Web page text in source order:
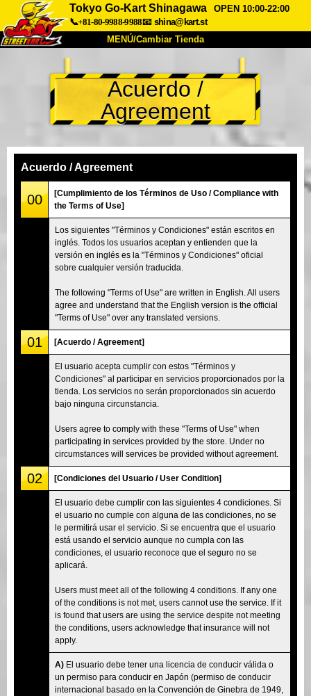
Tokyo Go-Kart Shinagawa
OPEN 10:00-22:00
📞+81-80-9988-9988📧 shina@kart.st
MENÚ/Cambiar Tienda
Acerca de Especificaciones Precios
Acceso Testimonios Preguntas Frecuentes
Cambiar Tienda
Tokyo Akihabara#2
Tokyo Shibuya Annex Tokyo Bay
Tokyo Asakusa Osaka
Acuerdo /
Agreement
Acuerdo / Agreement
00
[Cumplimiento de los Términos de Uso / Compliance with
the Terms of Use]
Los siguientes "Términos y Condiciones" están escritos en
inglés. Todos los usuarios aceptan y entienden que la
versión en inglés es la "Términos y Condiciones" oficial
sobre cualquier versión traducida.
The following "Terms of Use" are written in English. All users
agree and understand that the English version is the official
"Terms of Use" over any translated versions.
01 [Acuerdo / Agreement]
El usuario acepta cumplir con estos "Términos y
Condiciones" al participar en servicios proporcionados por la
tienda. Los servicios no serán proporcionados sin acuerdo
bajo ninguna circunstancia.
Users agree to comply with these "Terms of Use" when
participating in services provided by the store. Under no
circumstances will services be provided without agreement.
02 [Condiciones del Usuario / User Condition]
El usuario debe cumplir con las siguientes 4 condiciones. Si
el usuario no cumple con alguna de las condiciones, no se
le permitirá usar el servicio. Si se encuentra que el usuario
está usando el servicio aunque no cumpla con las
condiciones, el usuario reconoce que el seguro no se
aplicará.
Users must meet all of the following 4 conditions. If any one
of the conditions is not met, users cannot use the service. If it
is found that users are using the service despite not meeting
the conditions, users acknowledge that insurance will not
apply.
A) El usuario debe tener una licencia de conducir válida o
un permiso para conducir en Japón (permiso de conducir
internacional basado en la Convención de Ginebra de 1949,